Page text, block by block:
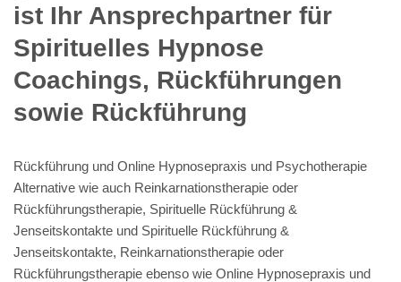
ist Ihr Ansprechpartner für
Spirituelles Hypnose
Coachings, Rückführungen
sowie Rückführung
Rückführung und Online Hypnosepraxis und Psychotherapie
Alternative wie auch Reinkarnationstherapie oder
Rückführungstherapie, Spirituelle Rückführung &
Jenseitskontakte und Spirituelle Rückführung &
Jenseitskontakte, Reinkarnationstherapie oder
Rückführungstherapie ebenso wie Online Hypnosepraxis und